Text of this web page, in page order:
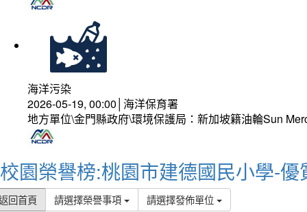
海洋污染
2026-05-19, 00:00│海洋保育署
地方單位\金門縣政府\環境保護局：新加坡籍油輪Sun
校園榮譽榜:桃園市建德國民小學-優
回首頁 請選擇榮譽事項 請選擇發佈單位